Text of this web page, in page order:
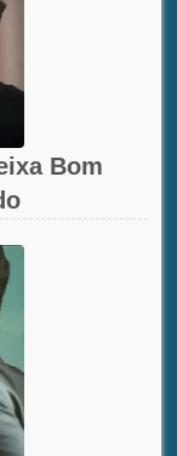
Bom